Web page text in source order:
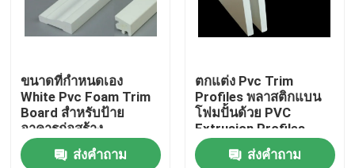
วิดีโอ
ทัวร์โรงงาน
การควบคุมคุณภาพ
ขนาดที่กำหนดเอง
White Pvc Foam Trim
Board สำหรับป้าย
อาคารก่อสร้าง
ส่งคำถาม
ตกแต่ง Pvc Trim
Profiles พลาสติกแบน
โฟมปั้นด้วย PVC
Extrusion Profiles
ส่งคำถาม